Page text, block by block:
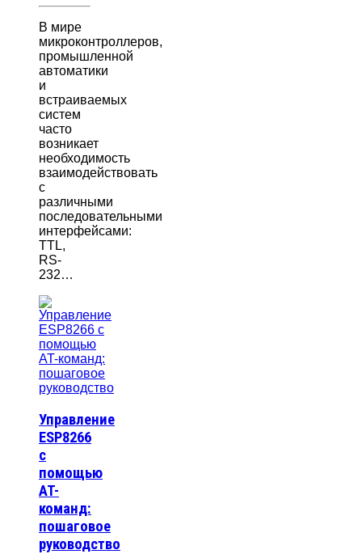
В мире
микроконтроллеров,
промышленной
автоматики
и
встраиваемых
систем
часто
возникает
необходимость
взаимодействовать
с
различными
последовательными
интерфейсами:
TTL,
RS-
232…
Управление
ESP8266
с
помощью
AT-
команд:
пошаговое
руководство